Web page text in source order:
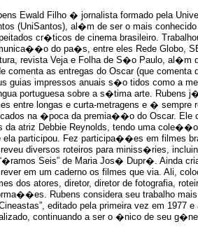
Ewald Filho � jornalista formado pela
(UniSantos), al�m de ser o mais
cr�ticos de cinema brasileiro.
do pa�s, entre eles Rede Globo,
revista Veja e Folha de S�o Paulo, al�m
comenta as entregas do Oscar (que comenta
guias impressos anuais s�o tidos como a
portuguesa sobre a s�tima arte. Rubens
entre longas e curta-metragens e � sempre
na �poca da premia��o do Oscar. Ele
atriz Debbie Reynolds, tendo uma
ela participou. Fez participa��es em filmes
diversos roteiros para miniss�ries,
Seis” de Maria Jos� Dupr�. Ainda
em um caderno os filmes que via. Ali,
dos atores, diretor, diretor de fotografia,
Rubens considera seu trabalho
editado pela primeira vez em 1977 e
continuando a ser o �nico de seu